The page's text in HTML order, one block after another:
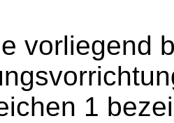
vorliegend
1